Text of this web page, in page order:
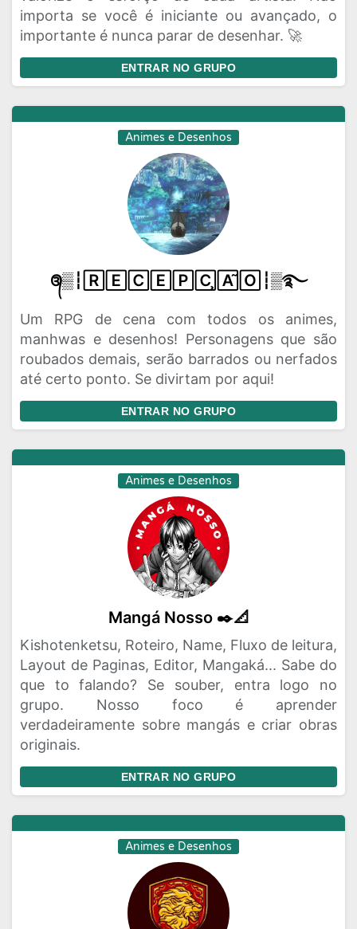
importa se você é iniciante ou avançado, o
importante é nunca parar de desenhar. 🚀
ENTRAR NO GRUPO
Animes e Desenhos
᭕▒┆🅁🄴🄲🄴🄿🄲̧🄰̃🄾┆▒࿐
Um RPG de cena com todos os animes,
manhwas e desenhos! Personagens que são
roubados demais, serão barrados ou nerfados
até certo ponto. Se divirtam por aqui!
ENTRAR NO GRUPO
Animes e Desenhos
Mangá Nosso ✒️📐
Kishotenketsu, Roteiro, Name, Fluxo de leitura,
Layout de Paginas, Editor, Mangaká... Sabe do
que to falando? Se souber, entra logo no
grupo. Nosso foco é aprender
verdadeiramente sobre mangás e criar obras
originais.
ENTRAR NO GRUPO
Animes e Desenhos